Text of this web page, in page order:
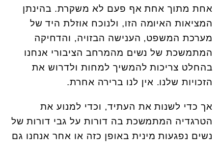
אחת מתוך אחת אף פעם לא משקרת. בהינתן
המציאות האיומה הזו, ולנוכח אוזלת היד של
מערכת המשפט, הענישה הבזויה, והדחיקה
המתמשכת של נשים מהמרחב הציבורי אנחנו
בהחלט צריכות להמשיך למחות ולדרוש את
הזכויות שלנו. אין לנו ברירה אחרת.
אך כדי לשנות את העתיד, וכדי למנוע את
הטרגדיה המתמשכת בה דורות על גבי דורות של
נשים נפגעות מינית באופן כזה או אחר אנחנו גם